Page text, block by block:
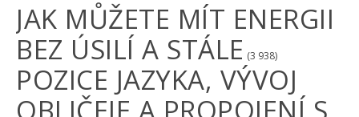
JAK MŮŽETE MÍT ENERGII
BEZ ÚSILÍ A STÁLE (3 938)
POZICE JAZYKA, VÝVOJ